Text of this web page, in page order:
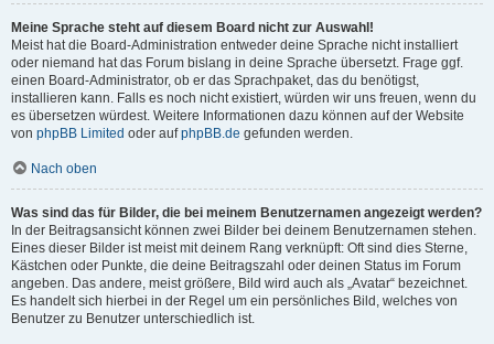
Meine Sprache steht auf diesem Board nicht zur Auswahl!
Meist hat die Board-Administration entweder deine Sprache nicht installiert
oder niemand hat das Forum bislang in deine Sprache übersetzt. Frage ggf.
einen Board-Administrator, ob er das Sprachpaket, das du benötigst,
installieren kann. Falls es noch nicht existiert, würden wir uns freuen, wenn du
es übersetzen würdest. Weitere Informationen dazu können auf der Website
von phpBB Limited oder aufphpBB.de gefunden werden.
Nach oben
Was sind das für Bilder, die bei meinem Benutzernamen angezeigt werden?
In der Beitragsansicht können zwei Bilder bei deinem Benutzernamen stehen.
Eines dieser Bilder ist meist mit deinem Rang verknüpft: Oft sind dies Sterne,
Kästchen oder Punkte, die deine Beitragszahl oder deinen Status im Forum
angeben. Das andere, meist größere, Bild wird auch als „Avatar“ bezeichnet.
Es handelt sich hierbei in der Regel um ein persönliches Bild, welches von
Benutzer zu Benutzer unterschiedlich ist.